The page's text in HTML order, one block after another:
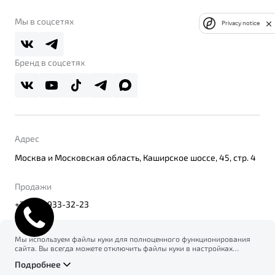
Belgee Плюс
Реферальная программа
О дилерском центре
Правовая информация
Мы в соцсетях
Бренд в соцсетях
Адрес
Москва и Московская область, Каширское шоссе, 45, стр. 4
Продажи
+7(495) 933-32-23
© 2026
Политика конфиденциальности персональных данных
Мы используем файлы куки для полноценного функционирования
сайта. Вы всегда можете отключить файлы куки в настройках
на сбор и использование файлов куки, и подтверждаете
Подробнее
Privacy notice